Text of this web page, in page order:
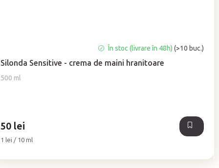
Silonda Sensitive - crema de maini hranitoare
500 ml
medie
a
produsului
stele.
În stoc (livrare în 48h)(>10 buc.)
50 lei
Evaluare
1 lei / 10 ml